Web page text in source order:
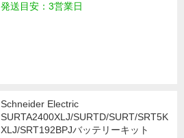
発送目安：3営業日
Schneider Electric
SURTA2400XLJ/SURTD/SURT/SRT5K
XLJ/SRT192BPJバッテリーキット